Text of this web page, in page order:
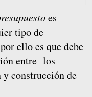
es
tipo de
ello es que debe
entre los
y construcción de